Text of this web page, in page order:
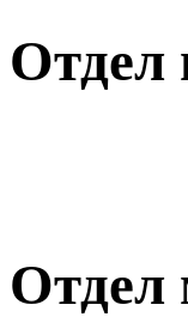
Отдел
Отдел